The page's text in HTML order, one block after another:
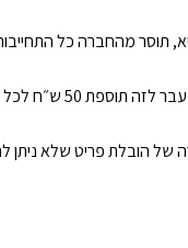
תוסר מהחברה כל
של הובלת פריט שלא